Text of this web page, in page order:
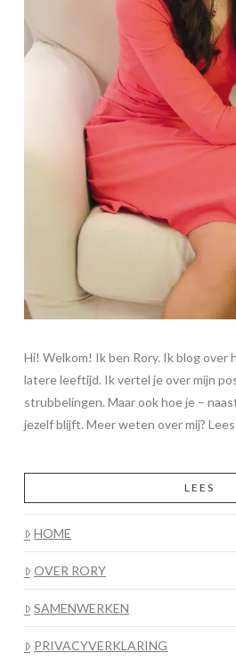
Hi! Welkom! Ik ben Rory. Ik blog over
latere leeftijd. Ik vertel je over mijn
strubbelingen. Maar ook hoe je –
jezelf blijft. Meer weten over mij?
LEES
HOME
OVER RORY
SAMENWERKEN
PRIVACYVERKLARING